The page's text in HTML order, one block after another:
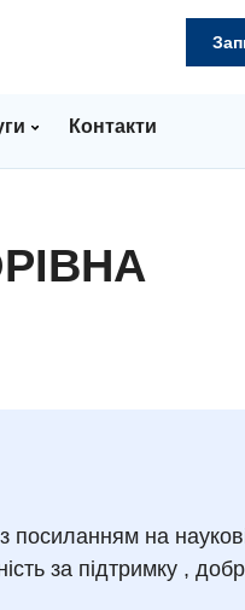
Контакти
посиланням на
за підтримку ,